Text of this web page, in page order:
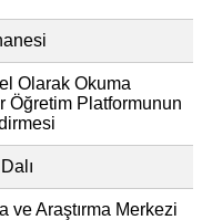
Olarak Okuma
Öğretim Platformunun
ve Araştırma Merkezi